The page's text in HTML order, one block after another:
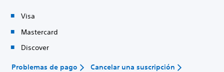
Visa
Mastercard
Discover
Problemas de pago Cancelar una suscripción